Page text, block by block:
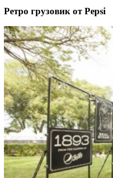
Ретро грузовик от Pepsi